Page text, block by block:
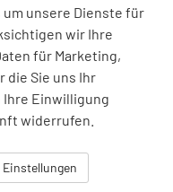
und
""Front Assist""
Notrufsystem
/
unsere Dienste für
wir Ihre
für Marketing,
die Sie uns Ihr
Ihre Einwilligung
widerrufen.
Einstellungen